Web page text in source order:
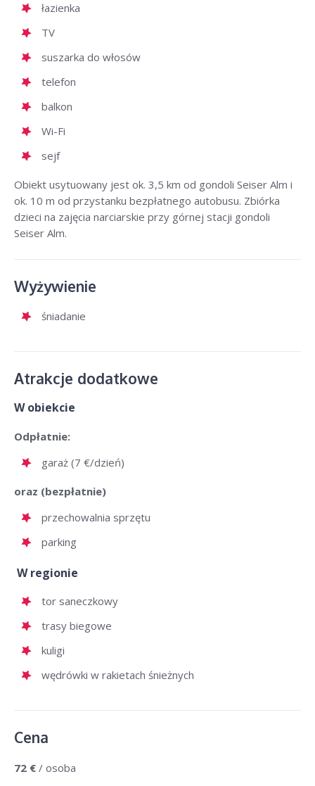
łazienka
TV
suszarka do włosów
telefon
balkon
Wi-Fi
sejf
Obiekt usytuowany jest ok. 3,5 km od gondoli Seiser Alm i
ok. 10 m od przystanku bezpłatnego autobusu. Zbiórka
dzieci na zajęcia narciarskie przy górnej stacji gondoli
Seiser Alm.
Wyżywienie
śniadanie
Atrakcje dodatkowe
W obiekcie
Odpłatnie:
garaż (7 €/dzień)
oraz (bezpłatnie)
przechowalnia sprzętu
parking
W regionie
tor saneczkowy
trasy biegowe
kuligi
wędrówki w rakietach śnieżnych
Cena
72 € / osoba